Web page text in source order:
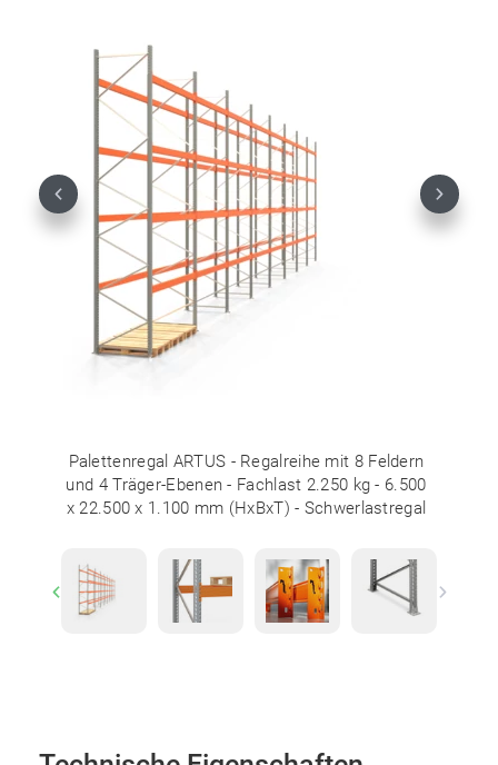
Palettenregal ARTUS - Regalreihe mit 8 Feldern
und 4 Träger-Ebenen - Fachlast 2.250 kg - 6.500
x 22.500 x 1.100 mm (HxBxT) - Schwerlastregal
Previous Next
Previous Next